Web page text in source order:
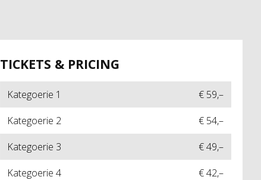
TICKETS & PRICING
Kategoerie 1
€ 59,–
Kategoerie 2
€ 54,–
Kategoerie 3
€ 49,–
Kategoerie 4
€ 42,–